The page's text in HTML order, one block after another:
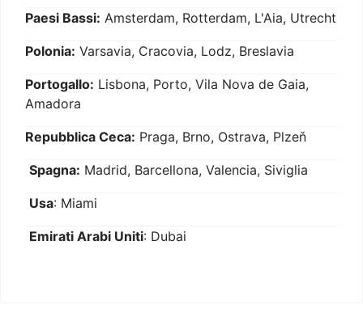
Paesi Bassi: Amsterdam, Rotterdam, L'Aia, Utrecht
Polonia: Varsavia, Cracovia, Lodz, Breslavia
Portogallo: Lisbona, Porto, Vila Nova de Gaia,
Amadora
Repubblica Ceca: Praga, Brno, Ostrava, Plzeň
Spagna: Madrid, Barcellona, Valencia, Siviglia
Usa: Miami
Emirati Arabi Uniti: Dubai